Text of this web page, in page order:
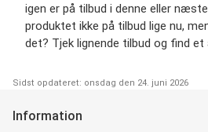
igen er på tilbud i denne eller
produktet ikke på tilbud lige nu,
det? Tjek lignende tilbud og find et
Sidst opdateret: onsdag den 24. juni 2026
Information